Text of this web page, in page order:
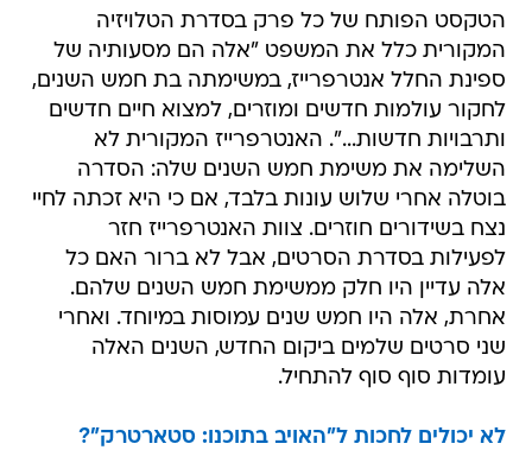
הטקסט הפותח של כל פרק בסדרת הטלויזיה
המקורית כלל את המשפט "אלה הם מסעותיה של
ספינת החלל אנטרפרייז, במשימתה בת חמש השנים,
לחקור עולמות חדשים ומוזרים, למצוא חיים חדשים
ותרבויות חדשות...". האנטרפרייז המקורית לא
השלימה את משימת חמש השנים שלה: הסדרה
בוטלה אחרי שלוש עונות בלבד, אם כי היא זכתה לחיי
נצח בשידורים חוזרים. צוות האנטרפרייז חזר
לפעילות בסדרת הסרטים, אבל לא ברור האם כל
אלה עדיין היו חלק ממשימת חמש השנים שלהם.
אחרת, אלה היו חמש שנים עמוסות במיוחד. ואחרי
שני סרטים שלמים ביקום החדש, השנים האלה
עומדות סוף סוף להתחיל.
לא יכולים לחכות ל"האויב בתוכנו: סטארטרק"?